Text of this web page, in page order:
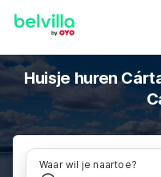
Huisje huren
Waar wil je naartoe?